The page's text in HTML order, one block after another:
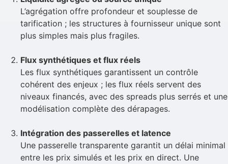
L’agrégation offre profondeur et souplesse de
tarification ; les structures à fournisseur unique sont
plus simples mais plus fragiles.
Flux synthétiques et flux réels
Les flux synthétiques garantissent un contrôle
cohérent des enjeux ; les flux réels servent des
niveaux financés, avec des spreads plus serrés et une
modélisation complète des dérapages.
Intégration des passerelles et latence
Une passerelle transparente garantit un délai minimal
entre les prix simulés et les prix en direct. Une